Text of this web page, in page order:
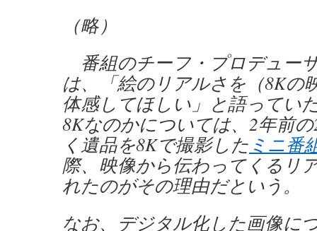
（略）
番組のチーフ・プロデュー
は、「絵のリアルさを（8Kの
体感してほしい」と語ってい
8Kなのかについては、2年前
く遺品を8Kで撮影した ミニ番
際、映像から伝わってくるリ
れたのがその理由だという。
なお、デジタル化した画像に